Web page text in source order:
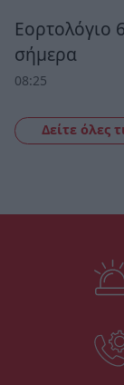
Εορτολόγιο
σήμερα
08:25
Δείτε όλες